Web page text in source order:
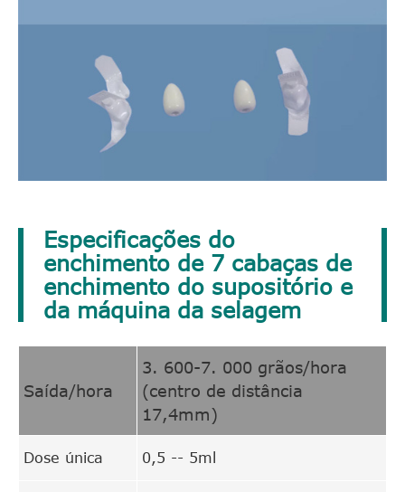
Especificações do
enchimento de 7 cabaças de
enchimento do supositório e
da máquina da selagem
Saída/hora
3. 600-7. 000 grãos/hora
(centro de distância
17,4mm)
Dose única 0,5 -- 5ml